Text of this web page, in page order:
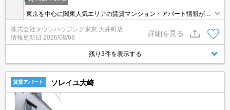
東京を中心に関東人気エリアの賃貸マンション・アパート情報が豊
富！創業46年 直営140店舗以上の 独自のネットワークで最適なマン
ション・アパートをお探しします！
株式会社タウンハウジング東京 大井町店
情報更新日 2026/08/08
詳細を見る
残り3件を表示する
賃貸アパート ソレイユ大崎